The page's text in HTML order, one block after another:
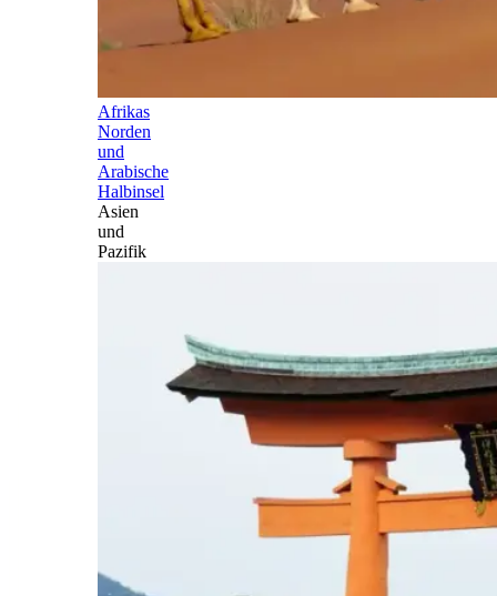
Afrikas
Norden
und
Arabische
Halbinsel
Asien
und
Pazifik